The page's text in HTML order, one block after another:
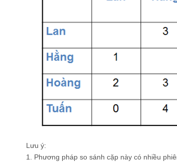
Lưu ý:
1. Phương pháp so sánh cặp này có nhiều